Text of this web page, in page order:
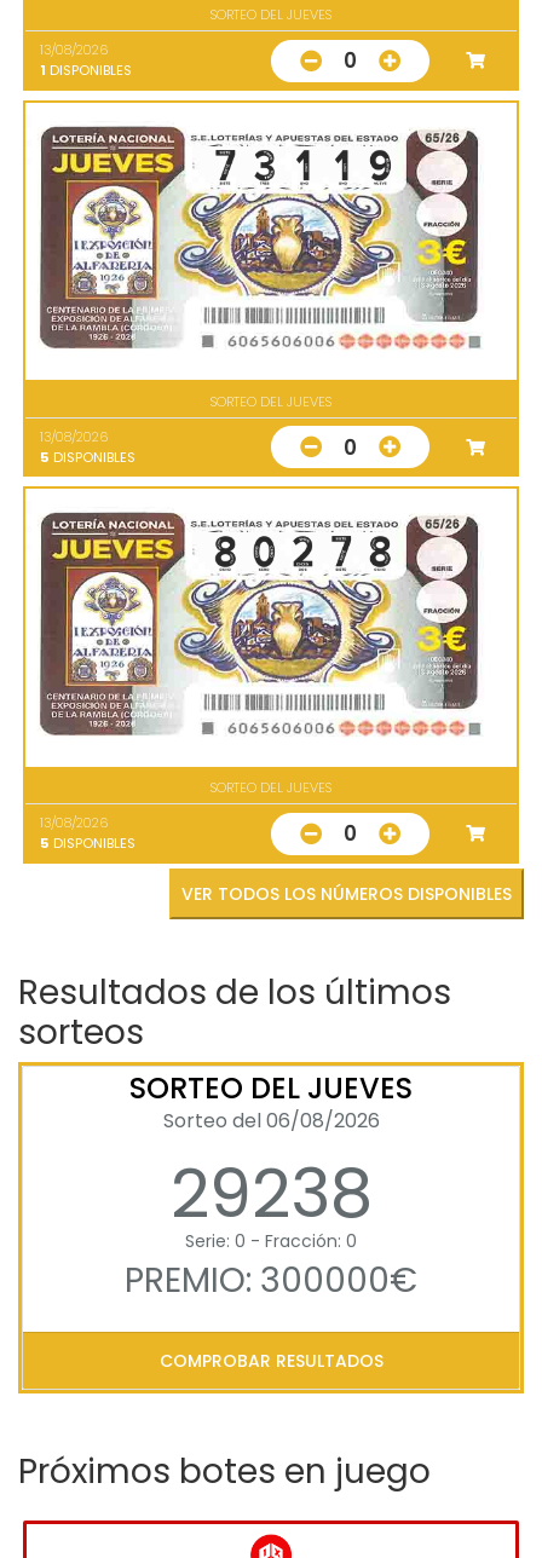
SORTEO DEL JUEVES
13/08/2026
1 DISPONIBLES 0
SORTEO DEL JUEVES
13/08/2026
5 DISPONIBLES 0
SORTEO DEL JUEVES
13/08/2026
5 DISPONIBLES 0
VER TODOS LOS NÚMEROS DISPONIBLES
Resultados de los últimos
sorteos
SORTEO DEL JUEVES
Sorteo del 06/08/2026
29238
Serie: 0 - Fracción: 0
PREMIO: 300000€
COMPROBAR RESULTADOS
Próximos botes en juego